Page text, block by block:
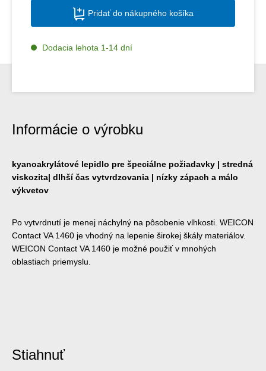
Pridať do nákupného košíka
Dodacia lehota 1-14 dní
Informácie o výrobku
kyanoakrylátové lepidlo pre špeciálne požiadavky | stredná
viskozita| dlhší čas vytvrdzovania | nízky zápach a málo
výkvetov
Po vytvrdnutí je menej náchylný na pôsobenie vlhkosti. WEICON
Contact VA 1460 je vhodný na lepenie širokej škály materiálov.
WEICON Contact VA 1460 je možné použiť v mnohých
oblastiach priemyslu.
Stiahnuť